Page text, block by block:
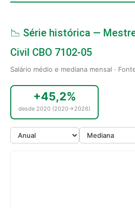
📉 Série histórica —
Civil CBO 7102-05
Salário médio e mediana mensal ·
+45,2%
desde 2020 (2020→2026)